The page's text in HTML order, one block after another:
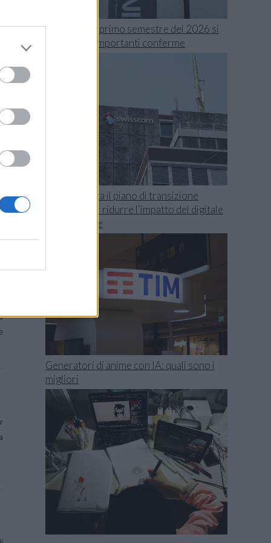
Swisscom, il primo semestre del 2026 si
chiude con importanti conferme
TIM presenta il piano di transizione
climatica per ridurre l’impatto del digitale
sull’ambiente
Generatori di anime con IA: quali sono i
migliori